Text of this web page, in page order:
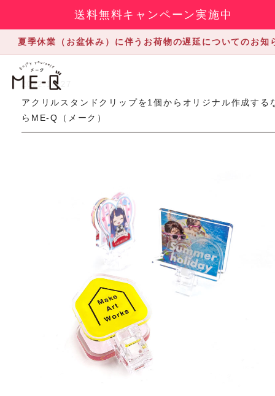
送料無料キャンペーン実施中
夏季休業（お盆休み）に伴うお荷物の遅延についてのお知
2022.10.27
アクリルスタンドクリップを1個からオリジナル作成する
らME-Q（メーク）